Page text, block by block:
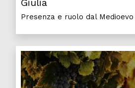
Giulia
Presenza e ruolo dal Medioevo